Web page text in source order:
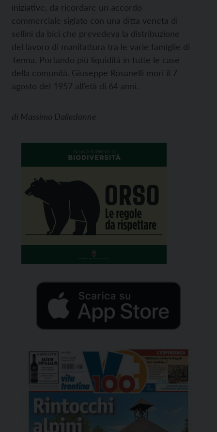
iniziative, da ricordare un accordo
commerciale siglato con una ditta veneta di
sellini da bici che prevedeva la distribuzione
del lavoro di manifattura tra le varie famiglie di
Tenna. Portando più liquidità in tutte le case
della comunità. Giuseppe Rosanelli morì il 7
agosto del 1957 all’età di 64 anni.
di Massimo Dalledonne